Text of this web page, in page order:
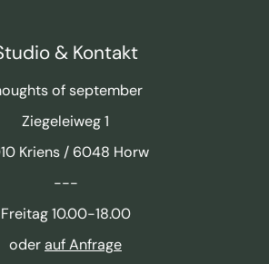
& Kontakt
of september
Ziegeleiweg 1
Kriens / 6048 Horw
---
Freitag 10.00-18.00
oderauf Anfrage